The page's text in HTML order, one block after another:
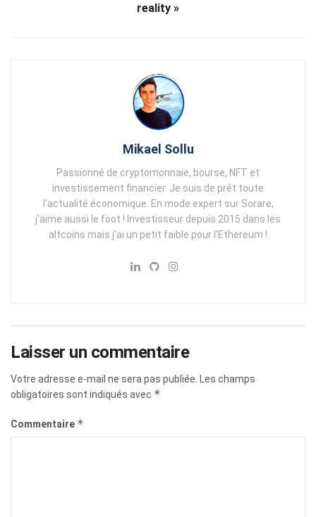
reality »
Mikael Sollu
Passionné de cryptomonnaie, bourse, NFT et
investissement financier. Je suis de prêt toute
l'actualité économique. En mode expert sur Sorare,
j'aime aussi le foot ! Investisseur depuis 2015 dans les
altcoins mais j'ai un petit faible pour l'Ethereum !
Laisser un commentaire
Votre adresse e-mail ne sera pas publiée.
Les champs
obligatoires sont indiqués avec *
Commentaire *